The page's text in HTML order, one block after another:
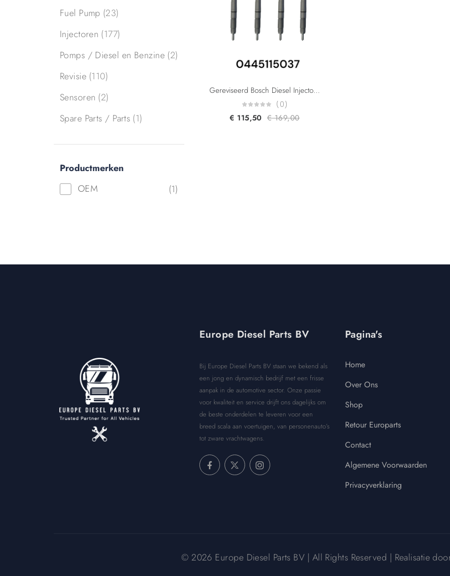
Fuel Pump (23)
Injectoren (177)
Pomps / Diesel en Benzine (2)
Revisie (110)
Sensoren (2)
Spare Parts / Parts (1)
Productmerken
OEM
(1)
Gereviseerd Bosch Diesel Injector 0445115037 0445115036 0445115078 0445115024 059130277AB For Audi A4 A6 A8 Q7 VW Phaeton Touareg 3.0 TDI
(0)
€ 115,50 €169,00
Europe Diesel Parts BV
Bij Europe Diesel Parts BV staan we bekend als
een jong en dynamisch bedrijf met een frisse
aanpak in de automotive sector. Onze passie
voor kwaliteit en service drijft ons dagelijks om
de beste onderdelen te leveren voor een
breed scala aan voertuigen, van personenauto’s
tot zware vrachtwagens.
Pagina's
Home
Over Ons
Shop
Retour Europarts
Contact
Algemene Voorwaarden
Privacyverklaring
© 2026 Europe Diesel Parts BV | All Rights Reserved | Realisatie